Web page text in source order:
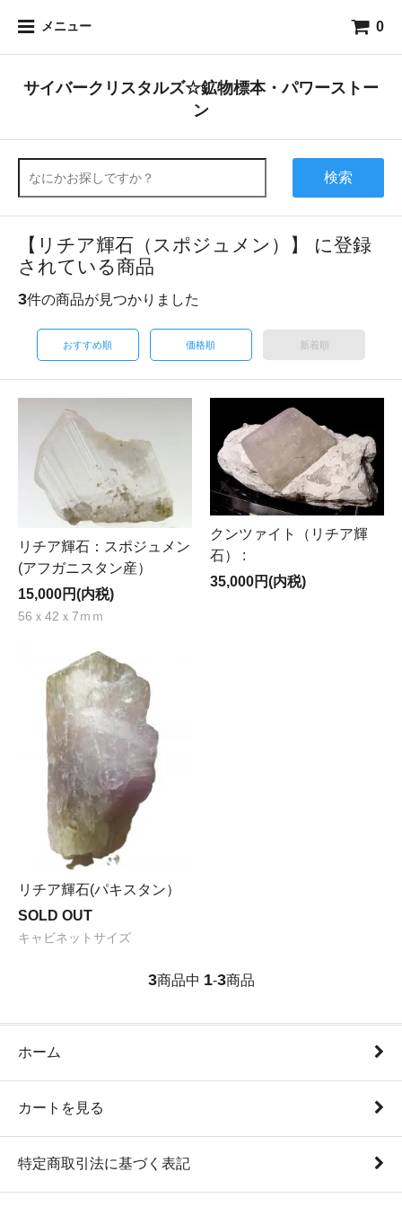
メニュー 0
サイバークリスタルズ☆鉱物標本・パワーストー
ン
検索
【リチア輝石（スポジュメン）】 に登録
されている商品
3件の商品が見つかりました
おすすめ順 価格順 新着順
リチア輝石：スポジュメン
(アフガニスタン産）
15,000円(内税)
56ｘ42ｘ7ｍｍ
クンツァイト（リチア輝
石） :
35,000円(内税)
リチア輝石(パキスタン）
SOLD OUT
キャビネットサイズ
3商品中 1-3商品
ホーム
カートを見る
特定商取引法に基づく表記